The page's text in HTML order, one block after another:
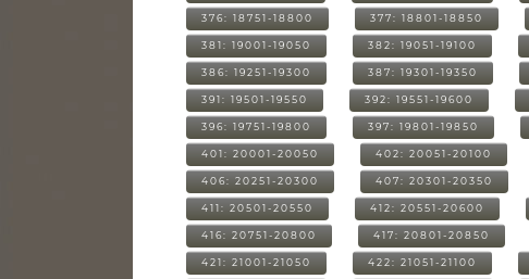
376: 18751-18800 377: 18801-18850
381: 19001-19050 382: 19051-19100
386: 19251-19300 387: 19301-19350
391: 19501-19550 392: 19551-19600
396: 19751-19800 397: 19801-19850
401: 20001-20050 402: 20051-20100
406: 20251-20300 407: 20301-20350
411: 20501-20550 412: 20551-20600
416: 20751-20800 417: 20801-20850
421: 21001-21050 422: 21051-21100